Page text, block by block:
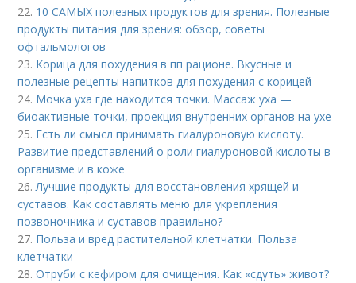
22. 10 САМЫХ полезных продуктов для зрения. Полезные
продукты питания для зрения: обзор, советы
офтальмологов
23. Корица для похудения в пп рационе. Вкусные и
полезные рецепты напитков для похудения с корицей
24. Мочка уха где находится точки. Массаж уха —
биоактивные точки, проекция внутренних органов на ухе
25. Есть ли смысл принимать гиалуроновую кислоту.
Развитие представлений о роли гиалуроновой кислоты в
организме и в коже
26.Лучшие продукты для восстановления хрящей и
суставов. Как составлять меню для укрепления
позвоночника и суставов правильно?
27. Польза и вред растительной клетчатки. Польза
клетчатки
28.Отруби с кефиром для очищения. Как «сдуть» живот?